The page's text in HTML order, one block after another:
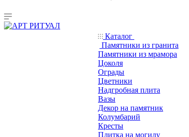
Каталог
Памятники из гранита
Памятники из мрамора
Цоколя
Ограды
Цветники
Надгробная плита
Вазы
Декор на памятник
Колумбарий
Кресты
Плитка на могилу